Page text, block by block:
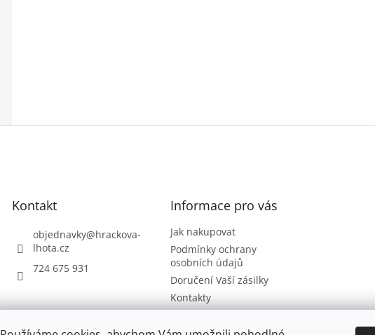
Kontakt
objednavky@hrackova-
lhota.cz
724 675 931
Informace pro vás
Jak nakupovat
Podmínky ochrany
osobních údajů
Doručení Vaší zásilky
Kontakty